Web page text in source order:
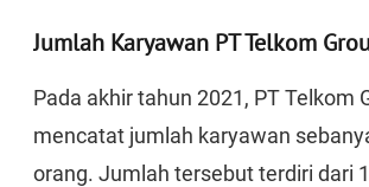
Jumlah Karyawan PT Telkom
Pada akhir tahun 2021, PT Telkom
mencatat jumlah karyawan
orang. Jumlah tersebut terdiri dari